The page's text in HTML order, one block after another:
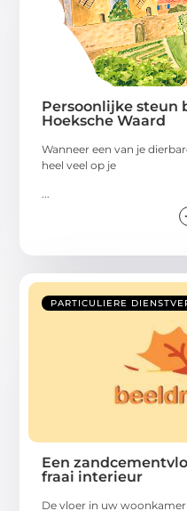
Persoonlijke steun
Hoeksche Waard
Wanneer een van je
heel veel op je
...
PARTICULIERE
Een
fraai interieur
De vloer in uw